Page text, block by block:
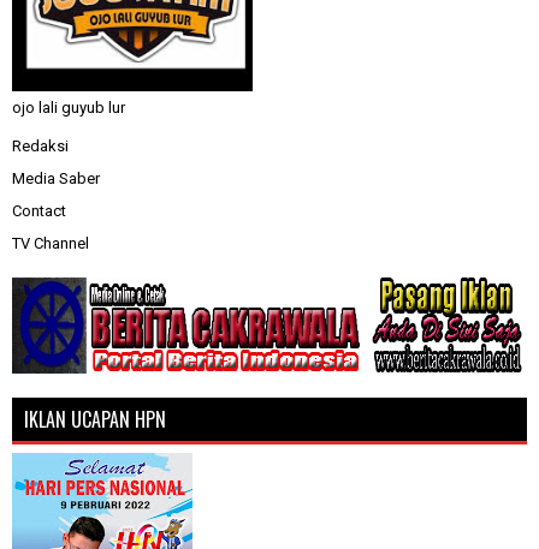
ojo lali guyub lur
Redaksi
Media Saber
Contact
TV Channel
IKLAN UCAPAN HPN